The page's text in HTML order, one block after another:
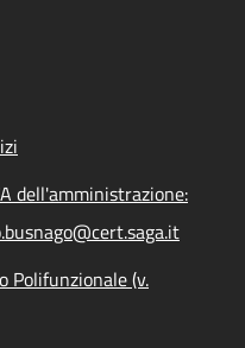
dell'amministrazione:
Polifunzionale (v.